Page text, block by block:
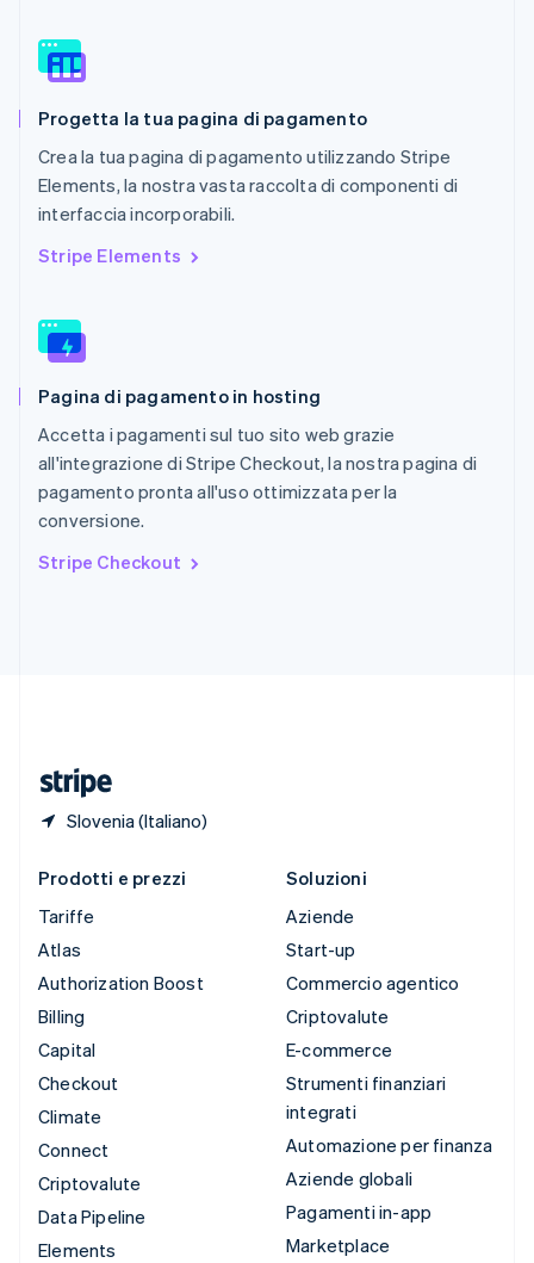
Progetta la tua pagina di pagamento
Crea la tua pagina di pagamento utilizzando Stripe
Elements, la nostra vasta raccolta di componenti di
interfaccia incorporabili.
Stripe Elements
Pagina di pagamento in hosting
Accetta i pagamenti sul tuo sito web grazie
all'integrazione di Stripe Checkout, la nostra pagina di
pagamento pronta all'uso ottimizzata per la
conversione.
Stripe Checkout
Slovenia (Italiano)
Nederlands
Polonia
English
Portogallo
Português English
RAS di Hong Kong, Cina
English 简体中文
Regno Unito
Repubblica Ceca
English
Singapore
Slovacchia
English
Slovenia
EnglishItaliano
Spagna
EspañolEnglish
EnglishEspañol 简体中文
Prodotti e prezzi
Tariffe
Atlas
Authorization Boost
Billing
Capital
Checkout
Climate
Connect
Criptovalute
Data Pipeline
Elements
Soluzioni
Aziende
Start-up
Commercio agentico
Criptovalute
E-commerce
Strumenti finanziari
integrati
Automazione per finanza
Aziende globali
Pagamenti in-app
Marketplace